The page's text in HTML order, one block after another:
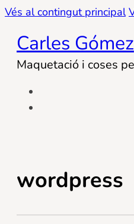
Vés al contingut principal
Carles Gómez
Maquetació i coses
wordpress